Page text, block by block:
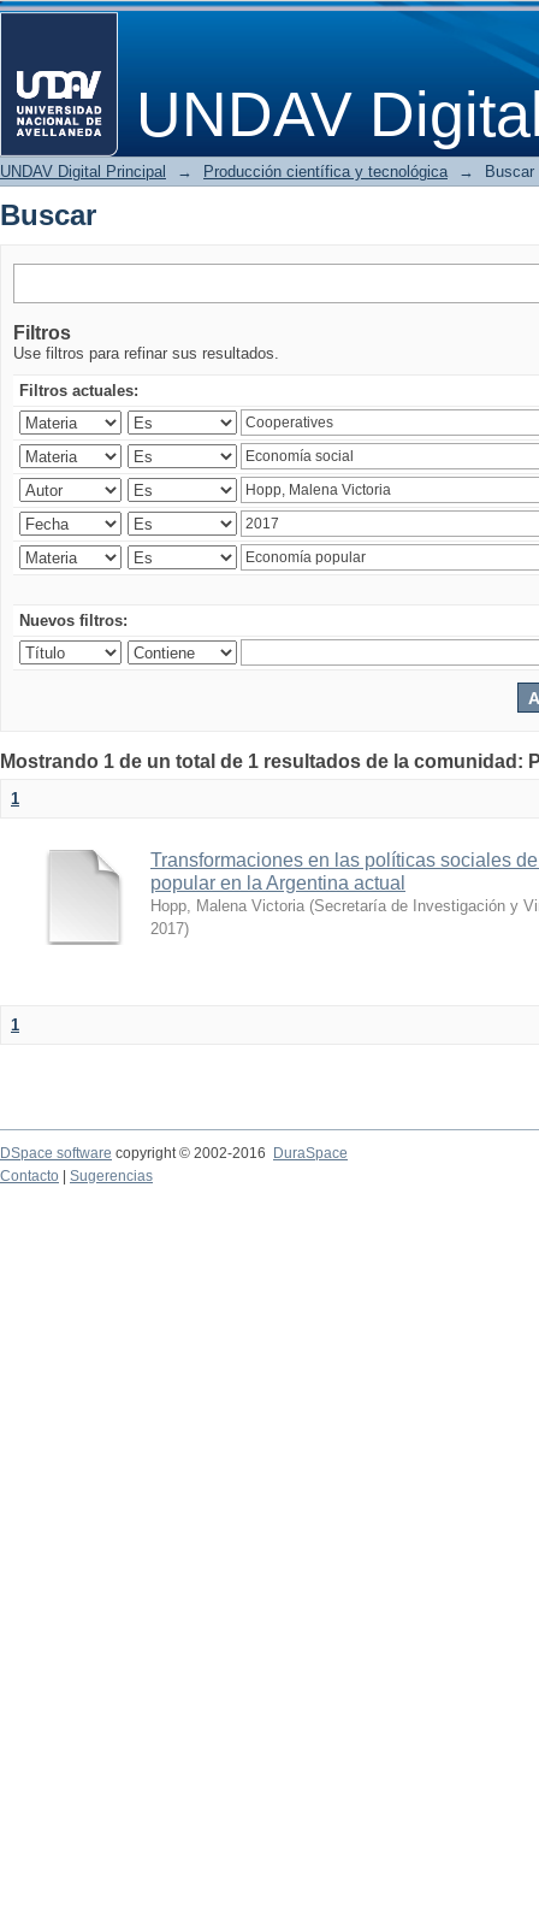
UNDAV
Buscar
UNDAV Digital Principal → Producción científica y tecnológica → Buscar
Buscar
Filtros
Use filtros para refinar sus resultados.
Filtros actuales:
Nuevos filtros:
Mostrando 1 de un total de 1 resultados de la
1
Transformaciones en las políticas sociales
popular en la Argentina actual
Hopp, Malena Victoria (Secretaría de Investigación y
2017)
1
DSpace software copyright © 2002-2016
DuraSpace
Contacto
Sugerencias